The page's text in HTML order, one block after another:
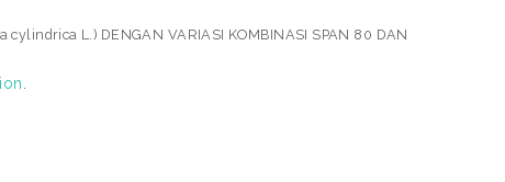
cylindrica L.) DENGAN VARIASI KOMBINASI SPAN 80 DAN